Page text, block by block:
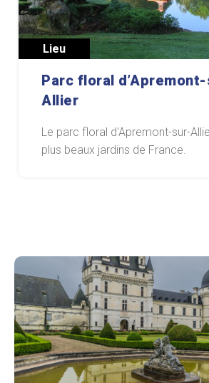
Lieu
Parc floral
Allier
Le parc floral d'Apremont-sur-
plus beaux jardins de France.